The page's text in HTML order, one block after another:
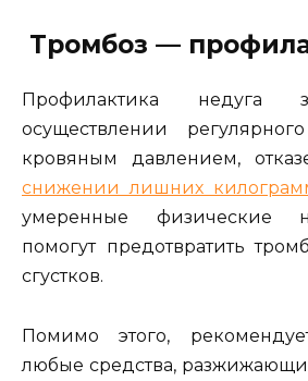
Тромбоз —
Профилактика недуга
осуществлении
кровяным давлением,
снижении лишних
умеренные физические
помогут предотвратить
сгустков.
Помимо этого,
любые средства,